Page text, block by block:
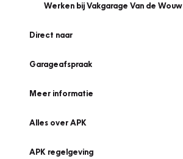
Werken bij Vakgarage Van de Wouw
Direct naar
Garageafspraak
Meer informatie
Alles over APK
APK regelgeving